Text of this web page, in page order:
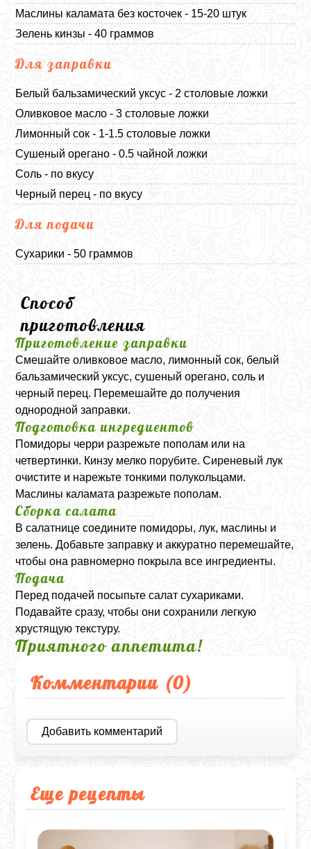
Маслины каламата без косточек - 15-20 штук
Зелень кинзы - 40 граммов
Для заправки
Белый бальзамический уксус - 2 столовые ложки
Оливковое масло - 3 столовые ложки
Лимонный сок - 1-1.5 столовые ложки
Сушеный орегано - 0.5 чайной ложки
Соль - по вкусу
Черный перец - по вкусу
Для подачи
Сухарики - 50 граммов
Способ
приготовления
Приготовление заправки
Смешайте оливковое масло, лимонный сок, белый
бальзамический уксус, сушеный орегано, соль и
черный перец. Перемешайте до получения
однородной заправки.
Подготовка ингредиентов
Помидоры черри разрежьте пополам или на
четвертинки. Кинзу мелко порубите. Сиреневый лук
очистите и нарежьте тонкими полукольцами.
Маслины каламата разрежьте пополам.
Сборка салата
В салатнице соедините помидоры, лук, маслины и
зелень. Добавьте заправку и аккуратно перемешайте,
чтобы она равномерно покрыла все ингредиенты.
Подача
Перед подачей посыпьте салат сухариками.
Подавайте сразу, чтобы они сохранили легкую
хрустящую текстуру.
Приятного аппетита!
Комментарии (0)
Добавить комментарий
Еще рецепты